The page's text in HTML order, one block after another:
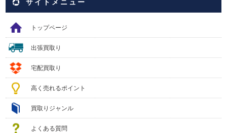
トップページ
出張買取り
宅配買取り
高く売れるポイント
買取りジャンル
よくある質問